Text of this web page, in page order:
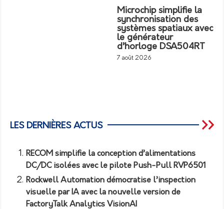
Microchip simplifie la
synchronisation des
systèmes spatiaux avec
le générateur
d’horloge DSA504RT
7 août 2026
LES DERNIÈRES ACTUS
RECOM simplifie la conception d’alimentations
DC/DC isolées avec le pilote Push-Pull RVP6501
Rockwell Automation démocratise l’inspection
visuelle par IA avec la nouvelle version de
FactoryTalk Analytics VisionAI